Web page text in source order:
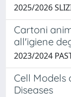
2025/2026
Cartoni
all'igiene
2023/2024
Cell Models
Diseases